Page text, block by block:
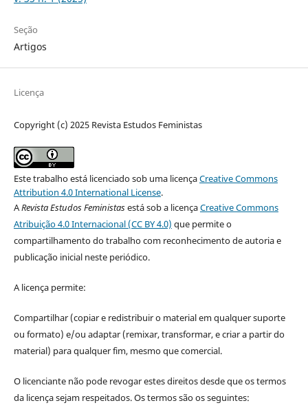
Seção
Artigos
Licença
Copyright (c) 2025 Revista Estudos Feministas
Este trabalho está licenciado sob uma licençaCreative Commons
Attribution 4.0 International License.
ARevista Estudos Feministasestá sob a licençaCreative Commons
Atribuição 4.0 Internacional (CC BY 4.0) que permite o
compartilhamento do trabalho com reconhecimento de autoria e
publicação inicial neste periódico.
A licença permite:
Compartilhar (copiar e redistribuir o material em qualquer suporte
ou formato) e/ou adaptar (remixar, transformar, e criar a partir do
material) para qualquer fim, mesmo que comercial.
O licenciante não pode revogar estes direitos desde que os termos
da licença sejam respeitados. Os termos são os seguintes: